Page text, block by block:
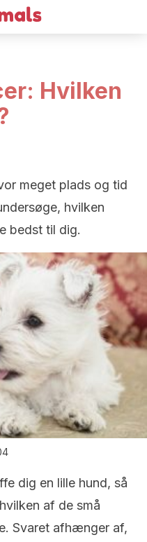
Hvilken
meget plads og tid
hvilken
bedst til dig.
dig en lille hund, så
af de små
Svaret afhænger af,